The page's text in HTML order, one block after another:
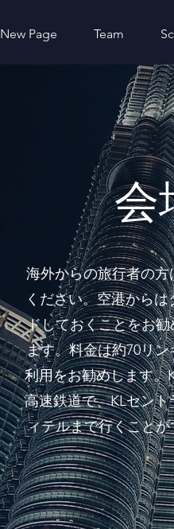
New Page Team
会
海外からの旅行者の
ください。空港から
ドしておくことをお
ます。料金は約70リ
利用をお勧めします。
高速鉄道で、KLセン
ィテルまで行くこと